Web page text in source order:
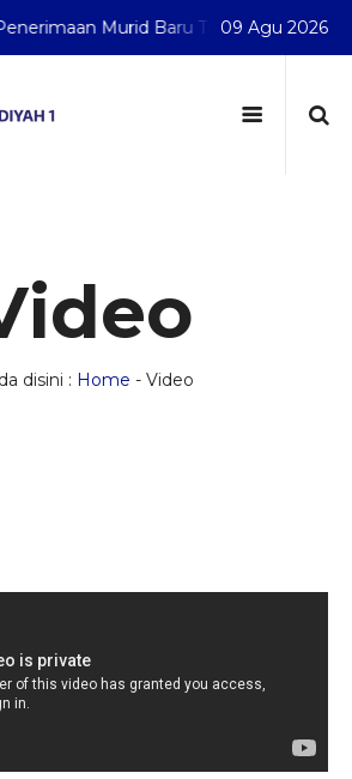
Murid Baru Tahun Pelajaran
09 Agu 2026
disini : Home - Video